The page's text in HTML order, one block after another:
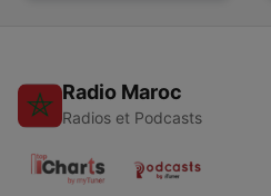
Radio Maroc
Radios et Podcasts